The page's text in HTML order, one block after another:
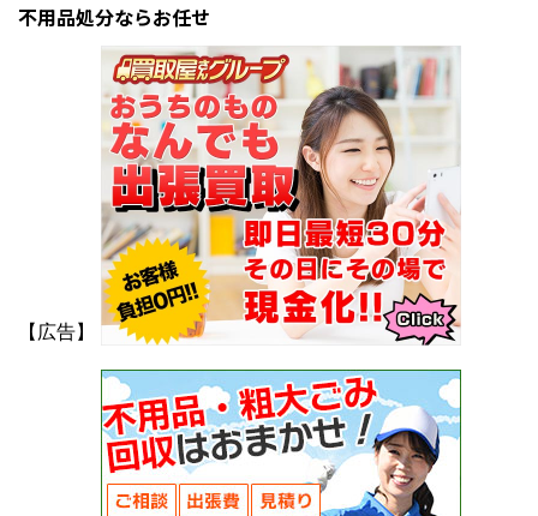
不用品処分ならお任せ
【広告】